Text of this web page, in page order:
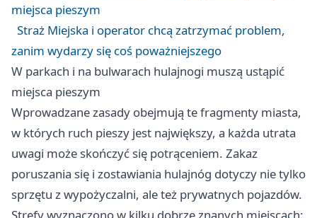
miejsca pieszym
Straż Miejska i operator chcą zatrzymać problem,
zanim wydarzy się coś poważniejszego
W parkach i na bulwarach hulajnogi muszą ustąpić
miejsca pieszym
Wprowadzane zasady obejmują te fragmenty miasta,
w których ruch pieszy jest największy, a każda utrata
uwagi może skończyć się potrąceniem. Zakaz
poruszania się i zostawiania hulajnóg dotyczy nie tylko
sprzętu z wypożyczalni, ale też prywatnych pojazdów.